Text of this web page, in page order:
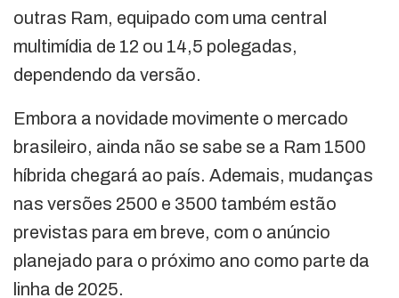
outras Ram, equipado com uma central
multimídia de 12 ou 14,5 polegadas,
dependendo da versão.
Embora a novidade movimente o mercado
brasileiro, ainda não se sabe se a Ram 1500
híbrida chegará ao país. Ademais, mudanças
nas versões 2500 e 3500 também estão
previstas para em breve, com o anúncio
planejado para o próximo ano como parte da
linha de 2025.